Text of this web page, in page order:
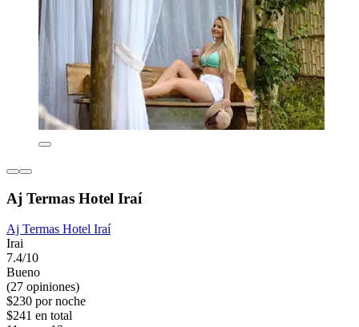
Aj Termas Hotel Iraí
Aj Termas Hotel Iraí
Irai
7.4/10
Bueno
(27 opiniones)
$230 por noche
$241 en total